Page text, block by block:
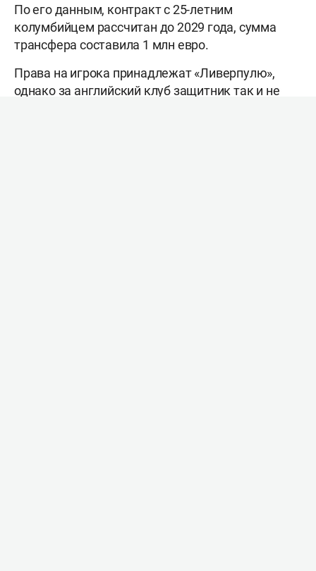
По его данным, контракт с 25-летним
колумбийцем рассчитан до 2029 года, сумма
трансфера составила 1 млн евро.
Права на игрока принадлежат «Ливерпулю»,
однако за английский клуб защитник так и не